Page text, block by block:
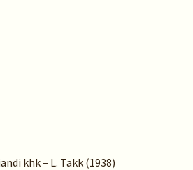
khk – L. Takk (1938)